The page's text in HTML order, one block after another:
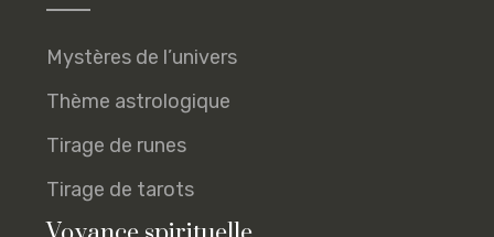
Mystères de l’univers
Thème astrologique
Tirage de runes
Tirage de tarots